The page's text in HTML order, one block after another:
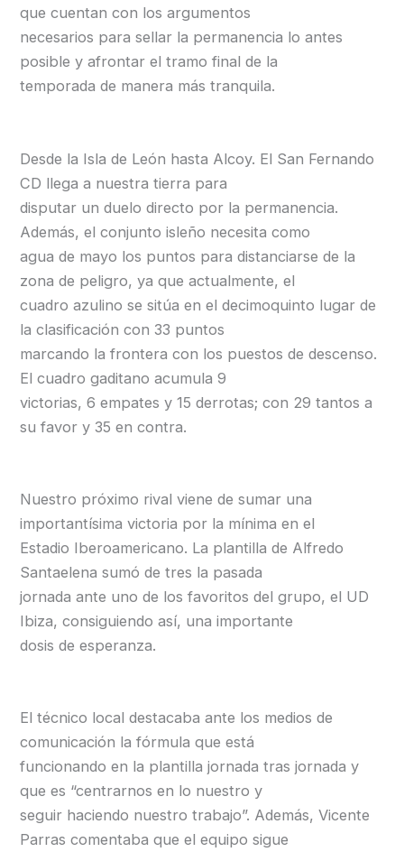
que cuentan con los argumentos
necesarios para sellar la permanencia lo antes
posible y afrontar el tramo final de la
temporada de manera más tranquila.
Desde la Isla de León hasta Alcoy. El San Fernando
CD llega a nuestra tierra para
disputar un duelo directo por la permanencia.
Además, el conjunto isleño necesita como
agua de mayo los puntos para distanciarse de la
zona de peligro, ya que actualmente, el
cuadro azulino se sitúa en el decimoquinto lugar de
la clasificación con 33 puntos
marcando la frontera con los puestos de descenso.
El cuadro gaditano acumula 9
victorias, 6 empates y 15 derrotas; con 29 tantos a
su favor y 35 en contra.
Nuestro próximo rival viene de sumar una
importantísima victoria por la mínima en el
Estadio Iberoamericano. La plantilla de Alfredo
Santaelena sumó de tres la pasada
jornada ante uno de los favoritos del grupo, el UD
Ibiza, consiguiendo así, una importante
dosis de esperanza.
El técnico local destacaba ante los medios de
comunicación la fórmula que está
funcionando en la plantilla jornada tras jornada y
que es “centrarnos en lo nuestro y
seguir haciendo nuestro trabajo”. Además, Vicente
Parras comentaba que el equipo sigue